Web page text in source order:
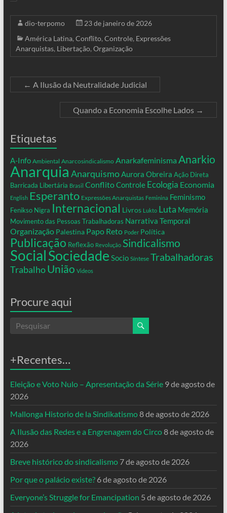
dio-terpomo
23 de janeiro de 2026
América Latina, Conflito, Controle, Expressões
Anarquistas, Libertação, Organização
← A Ilusão da Neutralidade Judicial
Quando a Economia Escolhe Lados →
Etiquetas
A-Info Ambiental Anarcosindicalismo Anarkafeminisma Anarkio
Anarquia AnarquismoAurora Obreira Ação Direta
Barricada Libertária Brasil ConflitoControle Ecologia Economia
English Esperanto Expressões Anarquistas Feminina Feminismo
Fenikso Nigra Internacional Livros Lukto Luta Memória
Movimento das Pessoas Trabalhadoras Narrativa Temporal
Organização Palestina Papo Reto Poder Política
Publicação Reflexão Revolução Sindicalismo
SocialSociedade Socio Síntese Trabalhadoras
Trabalho União Videos
Procure aqui
+Recentes…
Eleição e Voto Nulo – Apresentação da Série 9 de agosto de
2026
Mallonga Historio de la Sindikatismo8 de agosto de 2026
A Ilusão das Redes e a Engrenagem do Circo8 de agosto de
2026
Breve histórico do sindicalismo 7 de agosto de 2026
Por que o palácio existe? 6 de agosto de 2026
Everyone’s Struggle for Emancipation 5 de agosto de 2026